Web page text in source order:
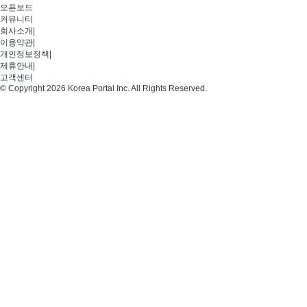
오픈보드
커뮤니티
회사소개
이용약관
개인정보정책
제휴안내
고객센터
© Copyright 2026 Korea Portal Inc. All Rights Reserved.